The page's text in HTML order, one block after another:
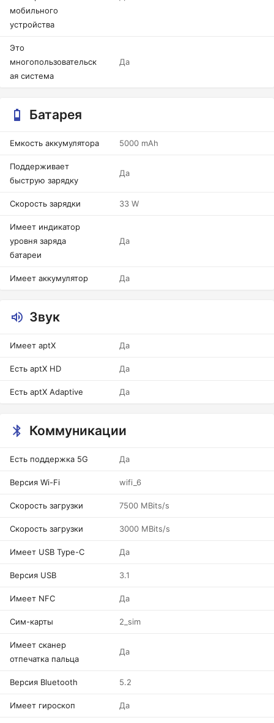
мобильного
устройства
Это
многопользовательск
ая система
Да
Батарея
Емкость аккумулятора 5000 mAh
Поддерживает
быструю зарядку
Да
Скорость зарядки 33 W
Имеет индикатор
уровня заряда
батареи
Да
Имеет аккумулятор Да
Звук
Имеет aptX Да
Есть aptX HD Да
Есть aptX Adaptive Да
Коммуникации
Есть поддержка 5G Да
Версия Wi-Fi wifi_6
Скорость загрузки 7500 MBits/s
Скорость загрузки 3000 MBits/s
Имеет USB Type-C Да
Версия USB 3.1
Имеет NFC Да
Сим-карты 2_sim
Имеет сканер
отпечатка пальца
Да
Версия Bluetooth 5.2
Имеет гироскоп Да